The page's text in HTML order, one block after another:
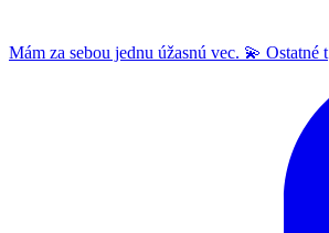
Mám za sebou jednu úžasnú vec. 💫 Ostatné t